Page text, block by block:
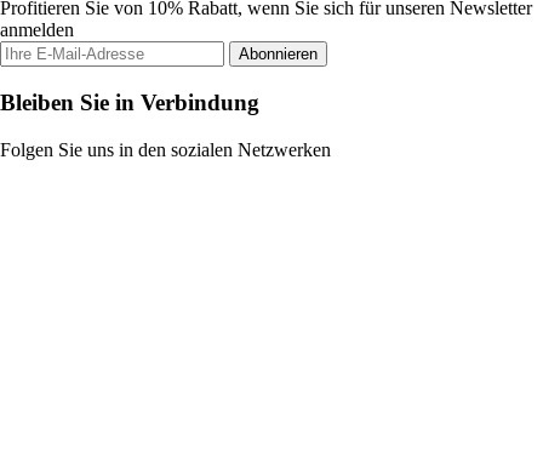
Profitieren Sie von 10% Rabatt, wenn Sie sich für unseren Newsletter
anmelden
Abonnieren
Bleiben Sie in Verbindung
Folgen Sie uns in den sozialen Netzwerken